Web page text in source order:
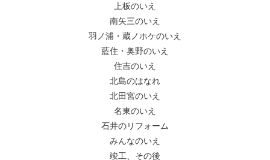
上板のいえ
南矢三のいえ
羽ノ浦・蔵ノホケのいえ
藍住・奥野のいえ
住吉のいえ
北島のはなれ
北田宮のいえ
名東のいえ
石井のリフォーム
みんなのいえ
竣工、その後